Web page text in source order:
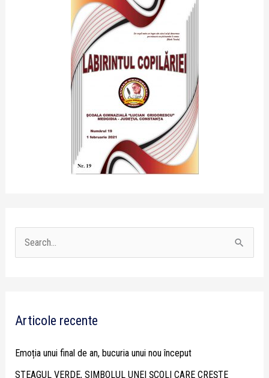
c
Articole recente
Emoția unui final de an, bucuria unui nou început
STEAGUL VERDE, SIMBOLUL UNEI ȘCOLI CARE CREȘTE